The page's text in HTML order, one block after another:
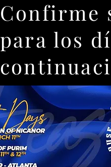
Confirme
para los